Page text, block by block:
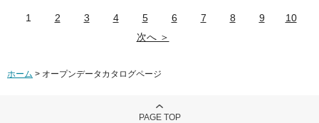
1 2 3 4 5 6 7 8 9
10
次へ ＞
ホーム > オープンデータカタログページ
PAGE TOP